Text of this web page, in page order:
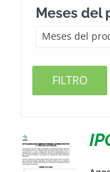
Meses del
Meses del
FILTRO